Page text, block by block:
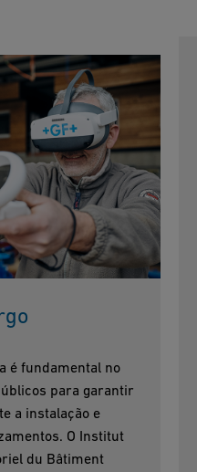
é fundamental no
para garantir
a instalação e
O Institut
du Bâtiment